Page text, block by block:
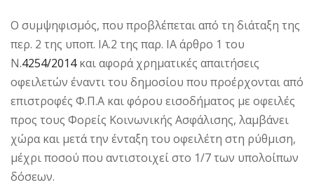
Ο συμψηφισμός, που προβλέπεται από τη διάταξη της
περ. 2 της υποπ. ΙΑ.2 της παρ. ΙΑ άρθρο 1 του
Ν.4254/2014και αφορά χρηματικές απαιτήσεις
οφειλετών έναντι του δημοσίου που προέρχονται από
επιστροφές Φ.Π.Α και φόρου εισοδήματος με οφειλές
προς τους Φορείς Κοινωνικής Ασφάλισης, λαμβάνει
χώρα και μετά την ένταξη του οφειλέτη στη ρύθμιση,
μέχρι ποσού που αντιστοιχεί στο 1/7 των υπολοίπων
δόσεων.